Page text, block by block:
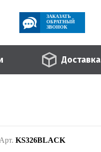
ЗАКАЗАТЬ
ОБРАТНЫЙ
ЗВОНОК
Доставка
Арт. KS326BLACK